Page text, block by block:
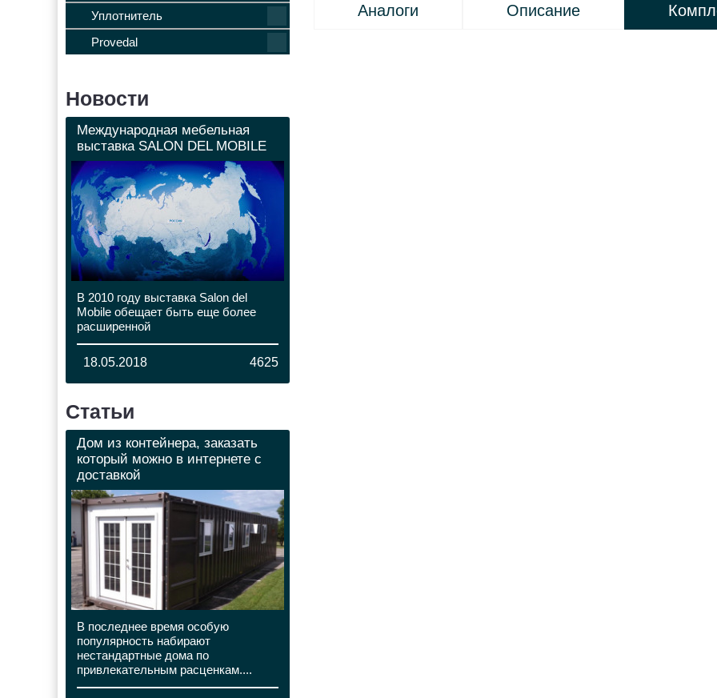
Уплотнитель
Provedal
Новости
Международная мебельная
выставка SALON DEL MOBILE
В 2010 году выставка Salon del
Mobile обещает быть еще более
расширенной
18.05.2018 4625
Статьи
Дом из контейнера, заказать
который можно в интернете с
доставкой
В последнее время особую
популярность набирают
нестандартные дома по
привлекательным расценкам....
Аналоги Описание